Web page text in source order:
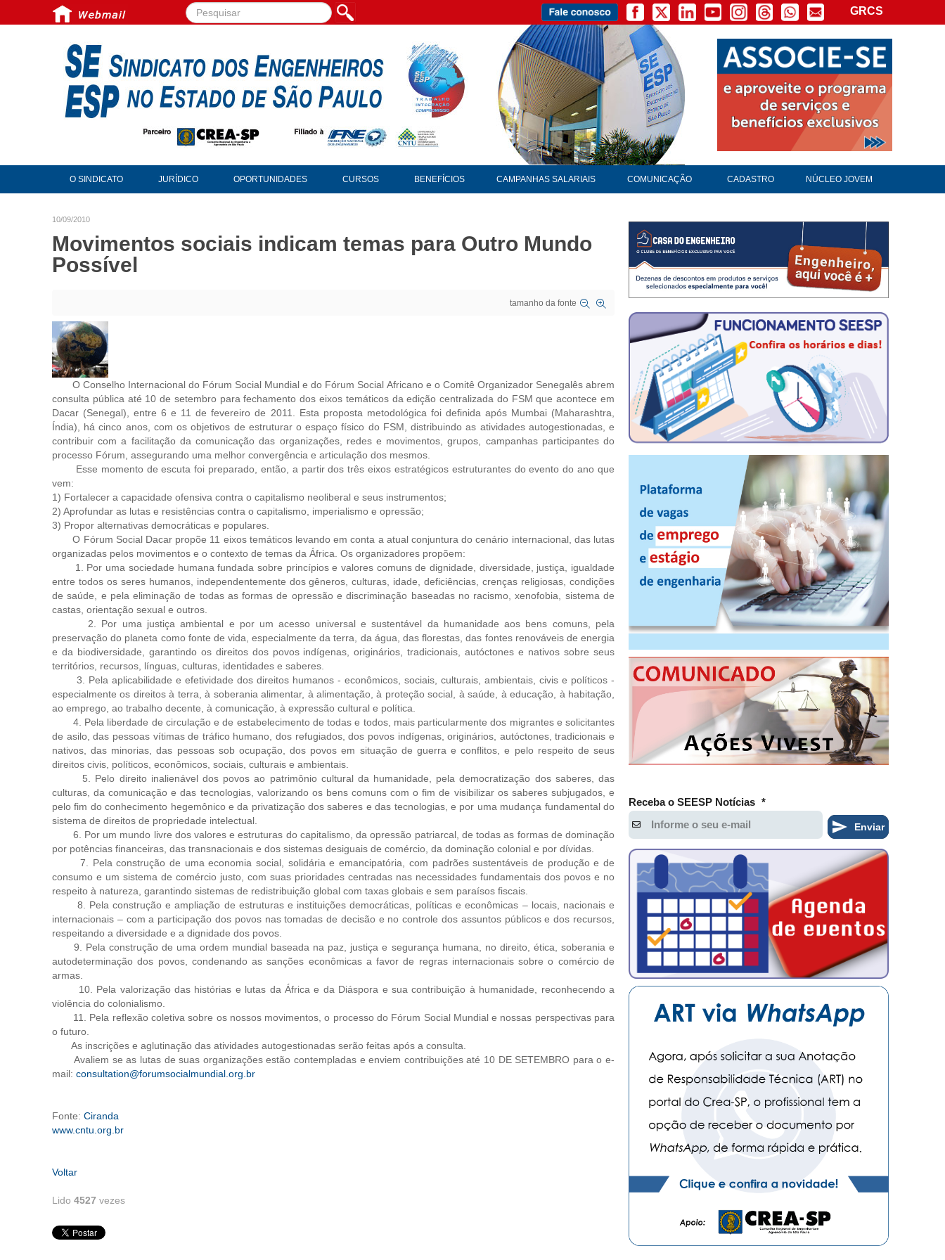
Pesquisar... GRCS
O SINDICATO JURÍDICO OPORTUNIDADES CURSOS BENEFÍCIOS CAMPANHAS SALARIAIS COMUNICAÇÃO CADASTRO NÚCLEO JOVEM
10/09/2010
Movimentos sociais indicam temas para Outro Mundo
Possível
tamanho da fonte
O Conselho Internacional do Fórum Social Mundial e do Fórum Social Africano e o Comitê Organizador Senegalês abrem
consulta pública até 10 de setembro para fechamento dos eixos temáticos da edição centralizada do FSM que acontece em
Dacar (Senegal), entre 6 e 11 de fevereiro de 2011. Esta proposta metodológica foi definida após Mumbai (Maharashtra,
Índia), há cinco anos, com os objetivos de estruturar o espaço físico do FSM, distribuindo as atividades autogestionadas, e
contribuir com a facilitação da comunicação das organizações, redes e movimentos, grupos, campanhas participantes do
processo Fórum, assegurando uma melhor convergência e articulação dos mesmos.
Esse momento de escuta foi preparado, então, a partir dos três eixos estratégicos estruturantes do evento do ano que
vem:
1) Fortalecer a capacidade ofensiva contra o capitalismo neoliberal e seus instrumentos;
2) Aprofundar as lutas e resistências contra o capitalismo, imperialismo e opressão;
3) Propor alternativas democráticas e populares.
O Fórum Social Dacar propõe 11 eixos temáticos levando em conta a atual conjuntura do cenário internacional, das lutas
organizadas pelos movimentos e o contexto de temas da África. Os organizadores propõem:
1. Por uma sociedade humana fundada sobre princípios e valores comuns de dignidade, diversidade, justiça, igualdade
entre todos os seres humanos, independentemente dos gêneros, culturas, idade, deficiências, crenças religiosas, condições
de saúde, e pela eliminação de todas as formas de opressão e discriminação baseadas no racismo, xenofobia, sistema de
castas, orientação sexual e outros.
2. Por uma justiça ambiental e por um acesso universal e sustentável da humanidade aos bens comuns, pela
preservação do planeta como fonte de vida, especialmente da terra, da água, das florestas, das fontes renováveis de energia
e da biodiversidade, garantindo os direitos dos povos indígenas, originários, tradicionais, autóctones e nativos sobre seus
territórios, recursos, línguas, culturas, identidades e saberes.
3. Pela aplicabilidade e efetividade dos direitos humanos - econômicos, sociais, culturais, ambientais, civis e políticos -
especialmente os direitos à terra, à soberania alimentar, à alimentação, à proteção social, à saúde, à educação, à habitação,
ao emprego, ao trabalho decente, à comunicação, à expressão cultural e política.
4. Pela liberdade de circulação e de estabelecimento de todas e todos, mais particularmente dos migrantes e solicitantes
de asilo, das pessoas vítimas de tráfico humano, dos refugiados, dos povos indígenas, originários, autóctones, tradicionais e
nativos, das minorias, das pessoas sob ocupação, dos povos em situação de guerra e conflitos, e pelo respeito de seus
direitos civis, políticos, econômicos, sociais, culturais e ambientais.
5. Pelo direito inalienável dos povos ao patrimônio cultural da humanidade, pela democratização dos saberes, das
culturas, da comunicação e das tecnologias, valorizando os bens comuns com o fim de visibilizar os saberes subjugados, e
pelo fim do conhecimento hegemônico e da privatização dos saberes e das tecnologias, e por uma mudança fundamental do
sistema de direitos de propriedade intelectual.
6. Por um mundo livre dos valores e estruturas do capitalismo, da opressão patriarcal, de todas as formas de dominação
por potências financeiras, das transnacionais e dos sistemas desiguais de comércio, da dominação colonial e por dívidas.
7. Pela construção de uma economia social, solidária e emancipatória, com padrões sustentáveis de produção e de
consumo e um sistema de comércio justo, com suas prioridades centradas nas necessidades fundamentais dos povos e no
respeito à natureza, garantindo sistemas de redistribuição global com taxas globais e sem paraísos fiscais.
8. Pela construção e ampliação de estruturas e instituições democráticas, políticas e econômicas – locais, nacionais e
internacionais – com a participação dos povos nas tomadas de decisão e no controle dos assuntos públicos e dos recursos,
respeitando a diversidade e a dignidade dos povos.
9. Pela construção de uma ordem mundial baseada na paz, justiça e segurança humana, no direito, ética, soberania e
autodeterminação dos povos, condenando as sanções econômicas a favor de regras internacionais sobre o comércio de
armas.
10. Pela valorização das histórias e lutas da África e da Diáspora e sua contribuição à humanidade, reconhecendo a
violência do colonialismo.
11. Pela reflexão coletiva sobre os nossos movimentos, o processo do Fórum Social Mundial e nossas perspectivas para
o futuro.
As inscrições e aglutinação das atividades autogestionadas serão feitas após a consulta.
Avaliem se as lutas de suas organizações estão contempladas e enviem contribuições até 10 DE SETEMBRO para o e-
mail: consultation@forumsocialmundial.org.br
Fonte: Ciranda
www.cntu.org.br
Voltar
Lido 4527 vezes
Receba o SEESP Notícias *
Enviar